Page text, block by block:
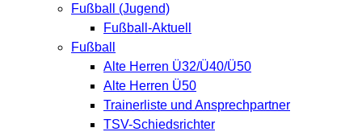
Fußball (Jugend)
Fußball-Aktuell
Fußball
Alte Herren Ü32/Ü40/Ü50
Alte Herren Ü50
Trainerliste und Ansprechpartner
TSV-Schiedsrichter